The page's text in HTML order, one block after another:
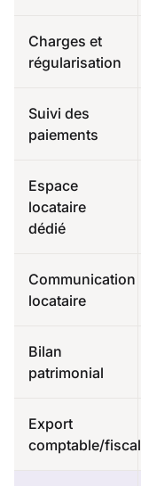
Charges et
régularisation
Suivi des
paiements
Espace
locataire
dédié
Communication
locataire
Bilan
patrimonial
Export
comptable/fiscal